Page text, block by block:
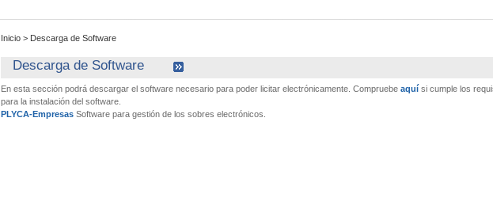
Inicio > Descarga de Software
Descarga de Software
En esta sección podrá descargar el software necesario para poder licitar electrónicamente. Compruebe aquí si cumple los
para la instalación del software.
PLYCA-Empresas Software para gestión de los sobres electrónicos.